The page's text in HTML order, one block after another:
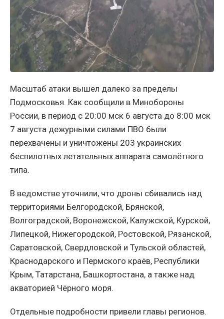
Масштаб атаки вышел далеко за пределы
Подмосковья. Как сообщили в Минобороны
России, в период с 20:00 мск 6 августа до 8:00 мск
7 августа дежурными силами ПВО были
перехвачены и уничтожены 203 украинских
беспилотных летательных аппарата самолётного
типа.
В ведомстве уточнили, что дроны сбивались над
территориями Белгородской, Брянской,
Волгоградской, Воронежской, Калужской, Курской,
Липецкой, Нижегородской, Ростовской, Рязанской,
Саратовской, Свердловской и Тульской областей,
Краснодарского и Пермского краёв, Республики
Крым, Татарстана, Башкортостана, а также над
акваторией Чёрного моря.
Отдельные подробности привели главы регионов.